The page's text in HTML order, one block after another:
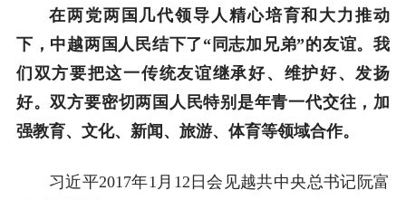
在两党两国几代领导人精心培育和大力推动
下，中越两国人民结下了“同志加兄弟”的友谊。我
们双方要把这一传统友谊继承好、维护好、发扬
好。双方要密切两国人民特别是年青一代交往，加
强教育、文化、新闻、旅游、体育等领域合作。
习近平2017年1月12日会见越共中央总书记阮富